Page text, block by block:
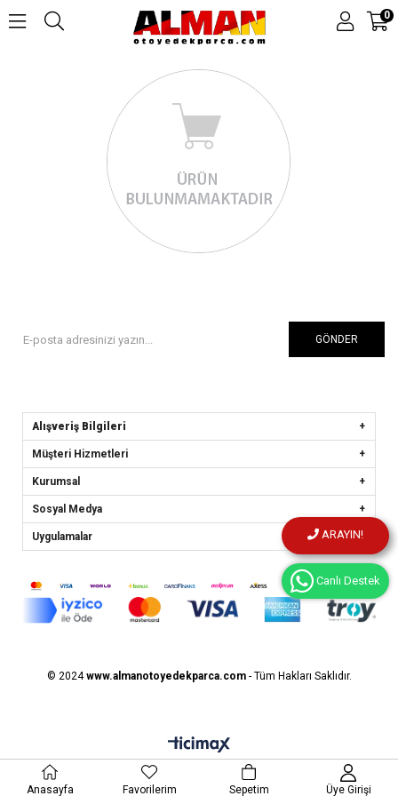
0
GÖNDER
Alışveriş Bilgileri
Müşteri Hizmetleri
Kurumsal
Sosyal Medya
Uygulamalar
© 2024www.almanotoyedekparca.com- Tüm Hakları Saklıdır.
ARAYIN!
Canlı Destek
Anasayfa Favorilerim Sepetim Üye Girişi